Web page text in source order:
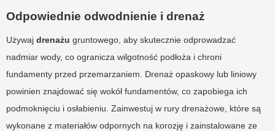
Odpowiednie odwodnienie i drenaż
Używaj drenażu gruntowego, aby skutecznie odprowadzać
nadmiar wody, co ogranicza wilgotność podłoża i chroni
fundamenty przed przemarzaniem. Drenaż opaskowy lub liniowy
powinien znajdować się wokół fundamentów, co zapobiega ich
podmoknięciu i osłabieniu. Zainwestuj w rury drenażowe, które są
wykonane z materiałów odpornych na korozję i zainstalowane ze